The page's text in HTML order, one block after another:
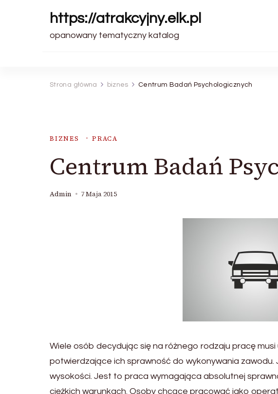
https://atrakcyjny.elk.pl
opanowany tematyczny katalog
Strona główna biznes Centrum Badań Psychologicznych
BIZNES PRACA
Centrum Badań
Admin 7 Maja 2015
Wiele osób decydując się na różnego rodzaju pracę
potwierdzające ich sprawność do wykonywania
wysokości. Jest to praca wymagająca absolutnej
ciężkich warunkach. Osoby chcące pracować jako